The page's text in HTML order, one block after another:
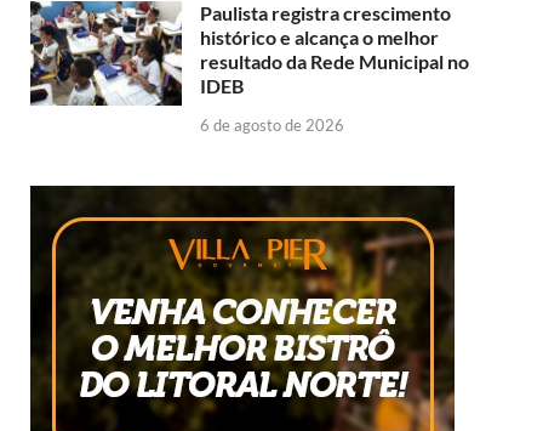
Paulista registra crescimento
histórico e alcança o melhor
resultado da Rede Municipal no
IDEB
6 de agosto de 2026